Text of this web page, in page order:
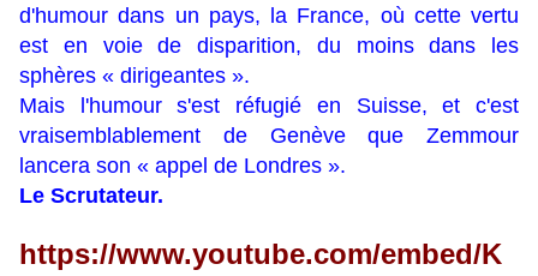
d'humour dans un pays, la France, où cette vertu
est en voie de disparition, du moins dans les
sphères « dirigeantes ».
Mais l'humour s'est réfugié en Suisse, et c'est
vraisemblablement de Genève que Zemmour
lancera son « appel de Londres ».
Le Scrutateur.
https://www.youtube.com/embed/K